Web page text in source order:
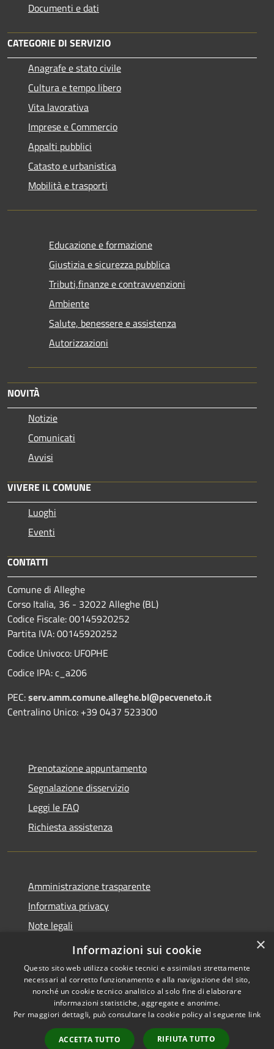
Documenti e dati
CATEGORIE DI SERVIZIO
Anagrafe e stato civile
Cultura e tempo libero
Vita lavorativa
Imprese e Commercio
Appalti pubblici
Catasto e urbanistica
Mobilità e trasporti
Educazione e formazione
Giustizia e sicurezza pubblica
Tributi,finanze e contravvenzioni
Ambiente
Salute, benessere e assistenza
Autorizzazioni
NOVITÀ
Notizie
Comunicati
Avvisi
VIVERE IL COMUNE
Luoghi
Eventi
CONTATTI
Comune di Alleghe
Corso Italia, 36 - 32022 Alleghe (BL)
Codice Fiscale: 00145920252
Partita IVA: 00145920252
Codice Univoco: UF0PHE
Codice IPA: c_a206
PEC:serv.amm.comune.alleghe.bl@pecveneto.it
Centralino Unico: +39 0437 523300
Prenotazione appuntamento
Segnalazione disservizio
Leggi le FAQ
Richiesta assistenza
Amministrazione trasparente
Informativa privacy
Note legali
Dichiarazione di accessibilità
Accessibilità
Copyright © 2026 • Comune di
Alleghe • Powered by
Municipium•
Accesso
×
Informazioni sui cookie
Questo sito web utilizza cookie tecnici e assimilati strettamente
necessari al corretto funzionamento e alla navigazione del sito,
nonché un cookie tecnico analitico al solo fine di elaborare
informazioni statistiche, aggregate e anonime.
Per maggiori dettagli, può consultare la cookie policy al seguente link
ACCETTA TUTTO RIFIUTA TUTTO